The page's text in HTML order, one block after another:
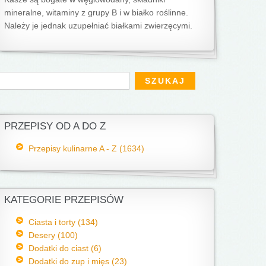
mineralne, witaminy z grupy B i w białko roślinne.
Należy je jednak uzupełniać białkami zwierzęcymi.
wyszukiwania
PRZEPISY OD A DO Z
Przepisy kulinarne A - Z (1634)
KATEGORIE PRZEPISÓW
Ciasta i torty (134)
Desery (100)
Dodatki do ciast (6)
Dodatki do zup i mięs (23)